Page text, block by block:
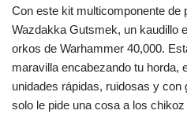
Con este kit multicomponente de
Wazdakka Gutsmek, un kaudillo
orkos de Warhammer 40,000.
maravilla encabezando tu horda,
unidades rápidas, ruidosas y
solo le pide una cosa a los